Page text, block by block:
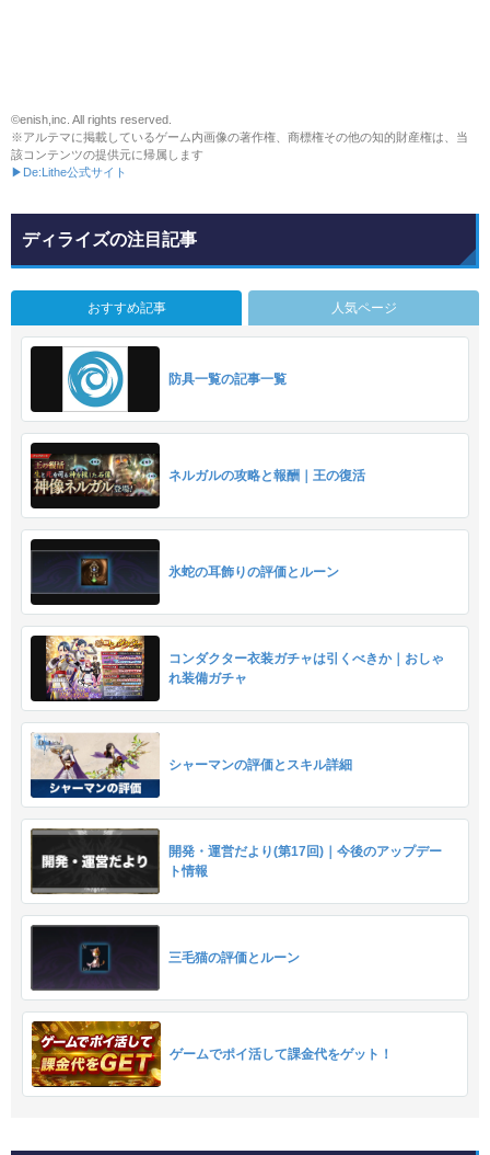
©enish,inc. All rights reserved.
※アルテマに掲載しているゲーム内画像の著作権、商標権その他の知的財産権は、当
該コンテンツの提供元に帰属します
▶De:Lithe公式サイト
ディライズの注目記事
おすすめ記事 人気ページ
防具一覧の記事一覧
ネルガルの攻略と報酬｜王の復活
氷蛇の耳飾りの評価とルーン
コンダクター衣装ガチャは引くべきか｜おしゃ
れ装備ガチャ
シャーマンの評価とスキル詳細
開発・運営だより(第17回)｜今後のアップデー
ト情報
三毛猫の評価とルーン
ゲームでポイ活して課金代をゲット！